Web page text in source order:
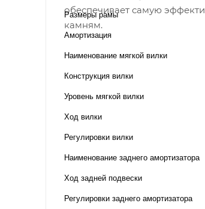
обеспечивает самую
камням.
Размеры рамы
Амортизация
Наименование мягкой вилки
Конструкция вилки
Уровень мягкой вилки
Ход вилки
Регулировки вилки
Наименование заднего амортизатора
Ход задней подвески
Регулировки заднего амортизатора